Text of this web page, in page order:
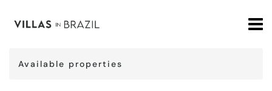
Available properties